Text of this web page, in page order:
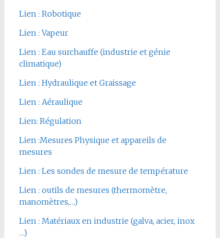
Lien : Robotique
Lien : Vapeur
Lien : Eau surchauffe (industrie et génie
climatique)
Lien : Hydraulique et Graissage
Lien : Aéraulique
Lien: Régulation
Lien :Mesures Physique et appareils de
mesures
Lien : Les sondes de mesure de température
Lien : outils de mesures (thermomètre,
manomètres,…)
Lien : Matériaux en industrie (galva, acier, inox
…)